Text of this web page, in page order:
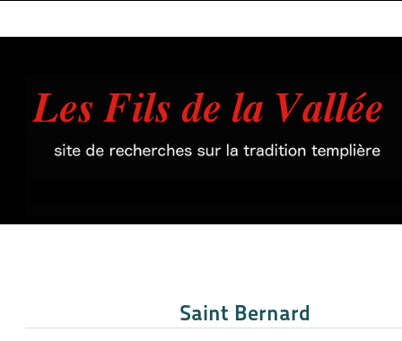
Saint Bernard